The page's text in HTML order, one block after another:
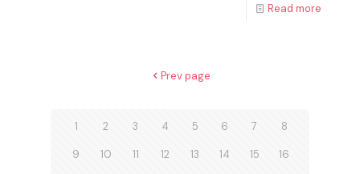
Read more
Prev page
1 2 3 4 5 6 7 8
9 10 11 12 13 14 15 16